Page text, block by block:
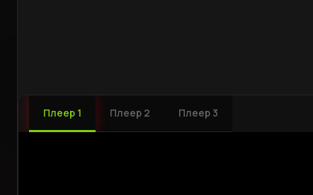
Плеер 1 Плеер 2 Плеер 3